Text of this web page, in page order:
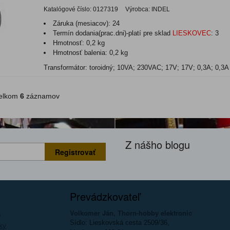
Katalógové číslo: 0127319 Výrobca: INDEL
Záruka (mesiacov): 24
Termín dodania(prac.dni)-platí pre sklad LIESKOVEC: 3
Hmotnosť: 0,2 kg
Hmotnosť balenia: 0,2 kg
Transformátor: toroidný; 10VA; 230VAC; 17V; 17V; 0,3A; 0,3A
6 záznamov
Registrovať Z nášho blogu
Prevádzkovateľ
Volkomer Ján, Thorn-hobby elektronic
Sídlo: Lieskovská cesta 2509/36,